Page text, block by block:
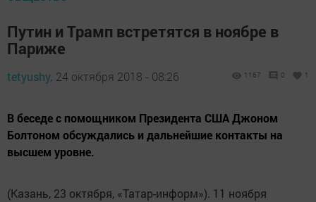
Путин и Трамп встретятся в ноябре в
Париже
tetyushy, 24 октября 2018 - 08:26 1167 0 1
В беседе с помощником Президента США Джоном
Болтоном обсуждались и дальнейшие контакты на
высшем уровне.
(Казань, 23 октября, «Татар-информ»). 11 ноября